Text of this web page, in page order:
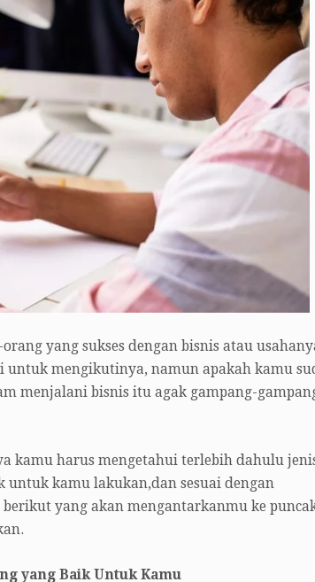
yang sukses dengan bisnis atau
mengikutinya, namun apakah kamu
menjalani bisnis itu agak gampang-
kamu harus mengetahui terlebih dahulu
untuk kamu lakukan,dan sesuai dengan
yang akan mengantarkanmu ke
yang Baik Untuk Kamu